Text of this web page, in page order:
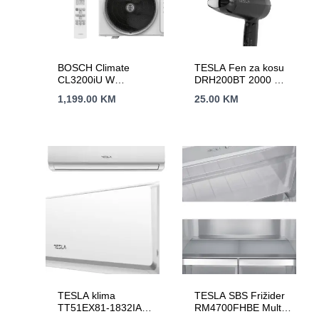
BOSCH Climate
CL3200iU W
kW,Hlađenje:-15C,
1,199.00 KM
TESLA Fen za kosu
DRH200BT 2000 W /
25.00 KM
TESLA klima
TT51EX81-1832IAW
TESLA SBS Frižider
RM4700FHBE Multi